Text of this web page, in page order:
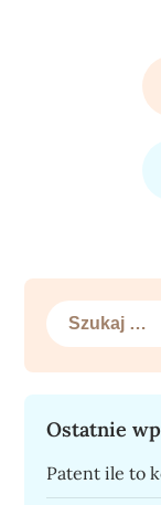
Szukaj:
Ostatnie
Patent ile to